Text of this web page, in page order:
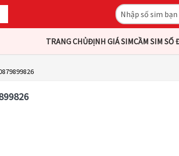
TRANG CHỦĐỊNH GIÁ SIMCẦM SIM SỐ